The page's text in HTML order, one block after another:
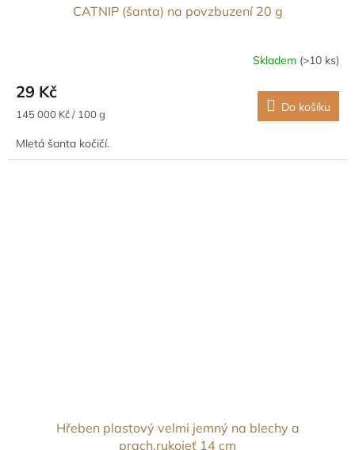
CATNIP (šanta) na povzbuzení 20 g
Skladem (>10 ks)
29 Kč
Měrná
145 000 Kč / 100 g Do košíku
Mletá šanta kočičí.
Hřeben plastový velmi jemný na blechy a
prach,rukojeť 14 cm